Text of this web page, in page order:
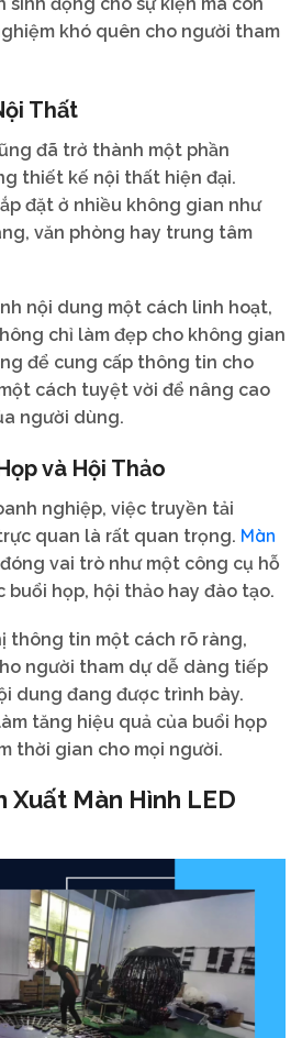
khó quên cho người tham
Thất
đã trở thành một phần
thiết kế nội thất hiện đại.
đặt ở nhiều không gian như
văn phòng hay trung tâm
nội dung một cách linh hoạt,
chỉ làm đẹp cho không gian
để cung cấp thông tin cho
cách tuyệt vời để nâng cao
người dùng.
và Hội Thảo
nghiệp, việc truyền tải
quan là rất quan trọng. Màn
vai trò như một công cụ hỗ
họp, hội thảo hay đào tạo.
thông tin một cách rõ ràng,
người tham dự dễ dàng tiếp
dung đang được trình bày.
tăng hiệu quả của buổi họp
thời gian cho mọi người.
Xuất Màn Hình LED